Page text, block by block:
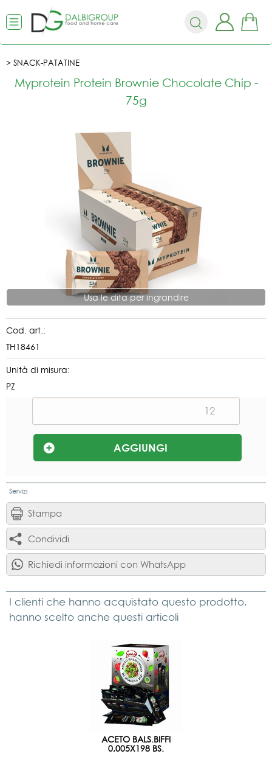
SNACK-PATATINE
Myprotein Protein Brownie Chocolate Chip -
75g
Usa le dita per ingrandire
Cod. art.:
TH18461
Unità di misura:
PZ
Servizi
Stampa
Condividi
Richiedi informazioni con WhatsApp
I clienti che hanno acquistato questo prodotto,
hanno scelto anche questi articoli
ACETO BALS.BIFFI
0,005X198 BS.